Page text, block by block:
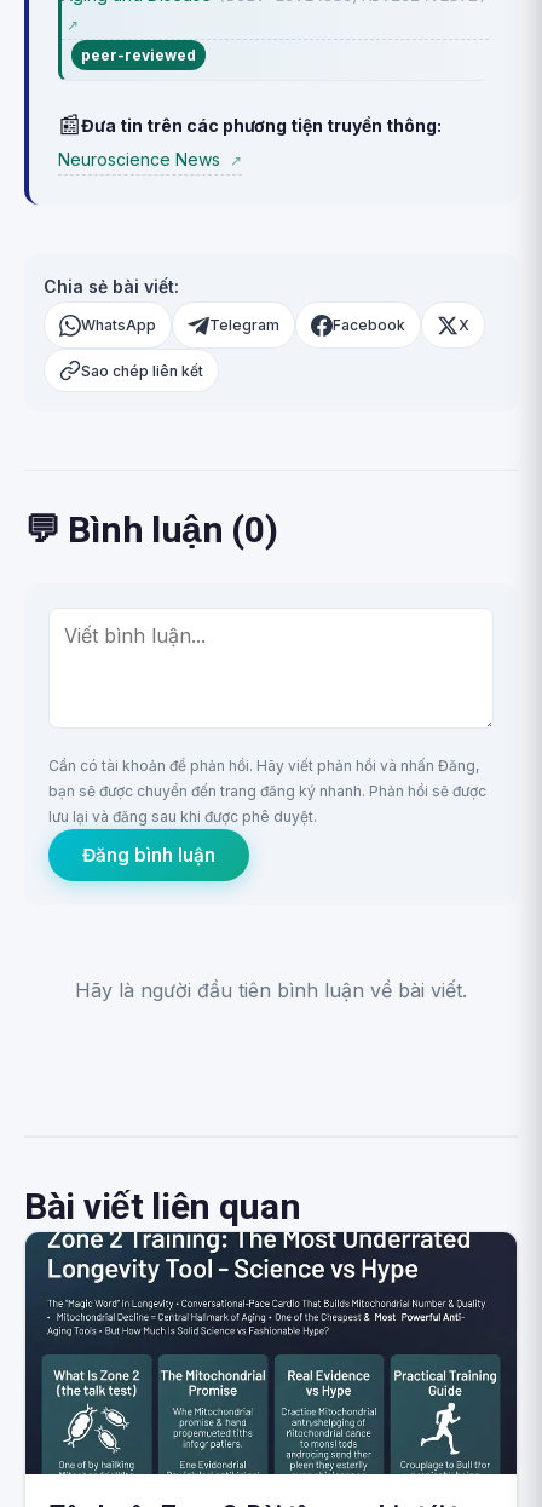
↗
peer-reviewed
📰Đưa tin trên các phương tiện truyền thông:
Neuroscience News
↗
Chia sẻ bài viết:
WhatsApp Telegram Facebook X
Sao chép liên kết
💬 Bình luận (0)
Cần có tài khoản để phản hồi. Hãy viết phản hồi và nhấn Đăng,
bạn sẽ được chuyển đến trang đăng ký nhanh. Phản hồi sẽ được
lưu lại và đăng sau khi được phê duyệt.
Đăng bình luận
Hãy là người đầu tiên bình luận về bài viết.
Bài viết liên quan